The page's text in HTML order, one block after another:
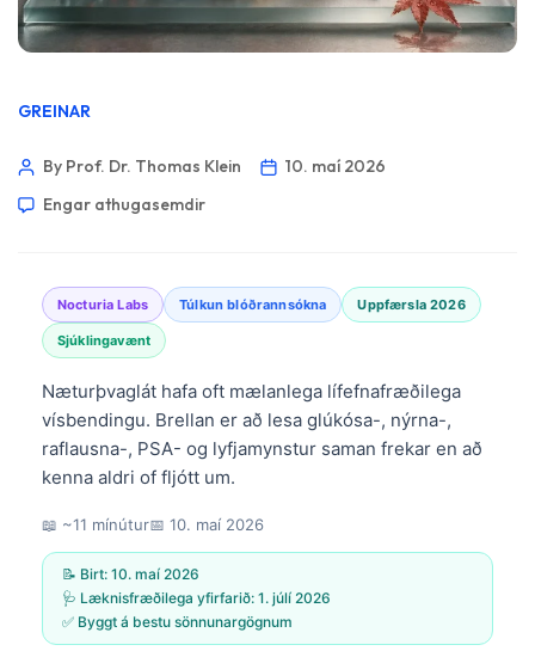
GREINAR
By Prof. Dr. Thomas Klein
10. maí 2026
Engar athugasemdir
Nocturia Labs Túlkun blóðrannsókna Uppfærsla 2026
Sjúklingavænt
Næturþvaglát hafa oft mælanlega lífefnafræðilega
vísbendingu. Brellan er að lesa glúkósa-, nýrna-,
raflausna-, PSA- og lyfjamynstur saman frekar en að
kenna aldri of fljótt um.
📖 ~11 mínútur📅 10. maí 2026
📝 Birt: 10. maí 2026
🩺 Læknisfræðilega yfirfarið: 1. júlí 2026
✅ Byggt á bestu sönnunargögnum